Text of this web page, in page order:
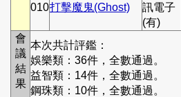
010打擊魔鬼(Ghost)
訊電子
(有)
會
議
結
果
本次共計評鑑：
娛樂類：36件，全數通過。
益智類：14件，全數通過。
鋼珠類：10件，全數通過。